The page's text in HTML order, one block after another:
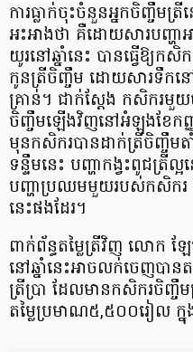
ការធ្លាក់ចុះចំនួនអ្នកចិញ្ចឹមត្រី
អះអាងថា គឺដោយសារបញ្ហាអ
យូរនៅឆ្នាំនេះ បានធ្វើឱ្យកសិ
កូនត្រីចិញ្ចឹម ដោយសារទឹកន
គ្រាន់។ ជាក់ស្តែង កសិករមួយ
ចិញ្ចឹមឡើងវិញនៅអំឡុងខែកញ្
មុនកសិករបានដាក់ត្រីចិញ្ចឹ
ទន្ទឹមនេះ បញ្ហាកង្វះពូជត្រី
បញ្ហាប្រឈមមួយរបស់កសិករ
នេះផងដែរ។
ពាក់ព័ន្ធតម្លៃត្រីវិញ លោក ឡ
នៅឆ្នាំនេះអាចលក់ចេញបាន
ត្រីប្រា ដែលមានកសិករចិញ្
តម្លៃប្រមាណ៥,៥០០រៀល ក្